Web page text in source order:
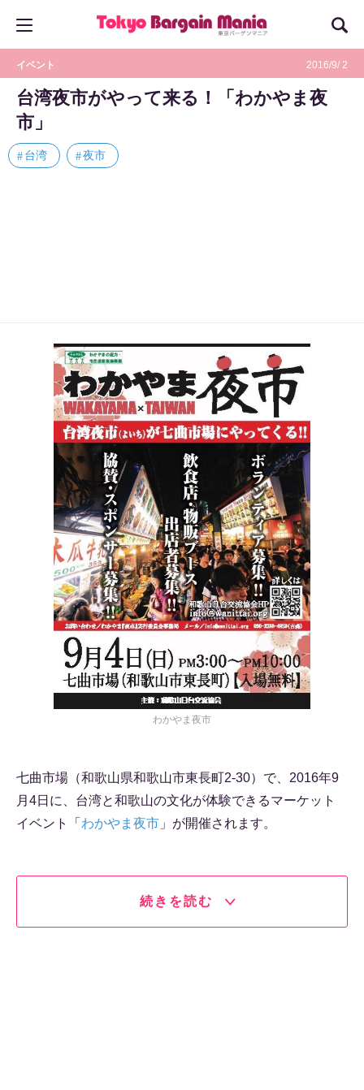
イベント 2016/9/ 2
台湾夜市がやって来る！「わかやま夜
市」
台湾 夜市
わかやま夜市
七曲市場（和歌山県和歌山市東長町2-30）で、2016年9
月4日に、台湾と和歌山の文化が体験できるマーケット
イベント「 わかやま夜市 」が開催されます。
続きを読む